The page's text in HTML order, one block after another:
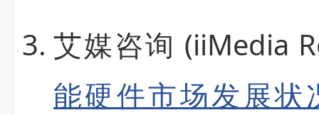
艾媒咨询 (iiMedia
能硬件市场发展